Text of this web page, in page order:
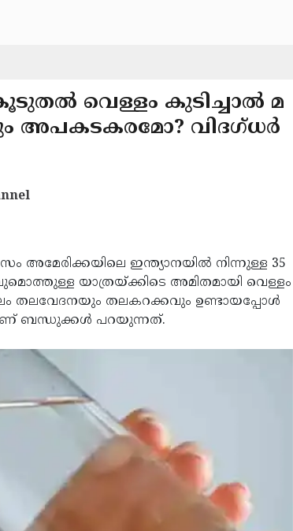
വെള്ളം കുടിച്ചാൽ മ
അപകടകരമോ? വിദഗ്ധർ
അമേരിക്കയിലെ ഇന്ത്യാനയിൽ നിന്നുള്ള 35
യാത്രയ്ക്കിടെ അമിതമായി വെള്ളം
തലവേദനയും തലകറക്കവും ഉണ്ടായപ്പോൾ
ബന്ധുക്കൾ പറയുന്നത്.